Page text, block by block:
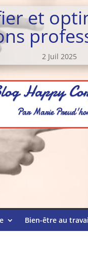
et
2 Juil 2025
Happy
Par Marie
Bien-être au